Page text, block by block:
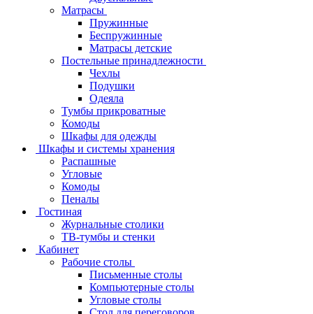
Матрасы
Пружинные
Беспружинные
Матрасы детские
Постельные принадлежности
Чехлы
Подушки
Одеяла
Тумбы прикроватные
Комоды
Шкафы для одежды
Шкафы и системы хранения
Распашные
Угловые
Комоды
Пеналы
Гостиная
Журнальные столики
ТВ‑тумбы и стенки
Кабинет
Рабочие столы
Письменные столы
Компьютерные столы
Угловые столы